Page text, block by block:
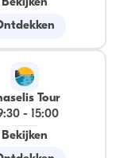
Bekijken
Tour
-
15:00
Bekijken